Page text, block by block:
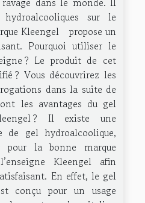
sur le
Kleengel propose un
Pourquoi utiliser le
? Le produit de cet
? Vous découvrirez les
dans la suite de
les avantages du gel
? Il existe une
de gel hydroalcoolique,
la bonne marque
Kleengel afin
En effet, le gel
conçu pour un usage